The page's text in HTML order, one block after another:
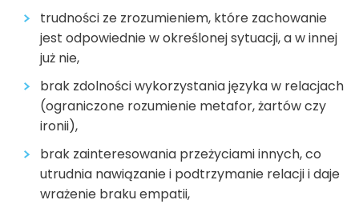
trudności ze zrozumieniem, które zachowanie
jest odpowiednie w określonej sytuacji, a w innej
już nie,
brak zdolności wykorzystania języka w relacjach
(ograniczone rozumienie metafor, żartów czy
ironii),
brak zainteresowania przeżyciami innych, co
utrudnia nawiązanie i podtrzymanie relacji i daje
wrażenie braku empatii,